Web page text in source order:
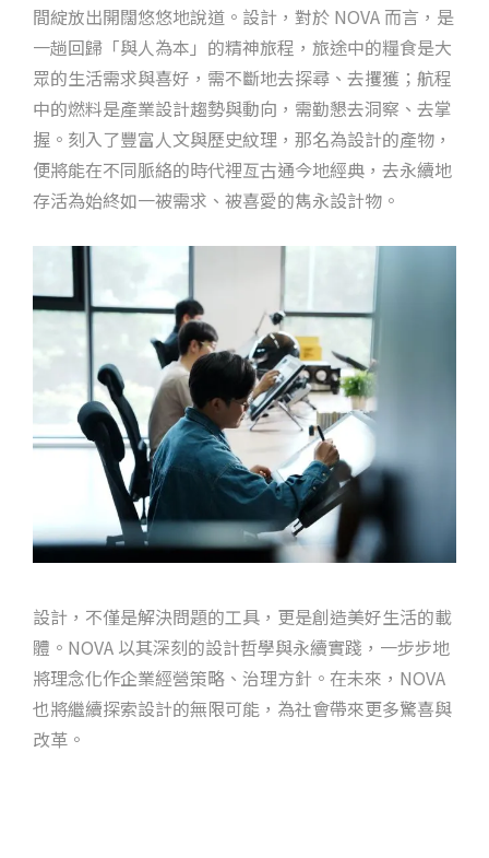
間綻放出開闊悠悠地說道。設計，對於 NOVA 而言，是
一趟回歸「與人為本」的精神旅程，旅途中的糧食是大
眾的生活需求與喜好，需不斷地去探尋、去攫獲；航程
中的燃料是產業設計趨勢與動向，需勤懇去洞察、去掌
握。刻入了豐富人文與歷史紋理，那名為設計的產物，
便將能在不同脈絡的時代裡亙古通今地經典，去永續地
存活為始終如一被需求、被喜愛的雋永設計物。
設計，不僅是解決問題的工具，更是創造美好生活的載
體。NOVA 以其深刻的設計哲學與永續實踐，一步步地
將理念化作企業經營策略、治理方針。在未來，NOVA
也將繼續探索設計的無限可能，為社會帶來更多驚喜與
改革。